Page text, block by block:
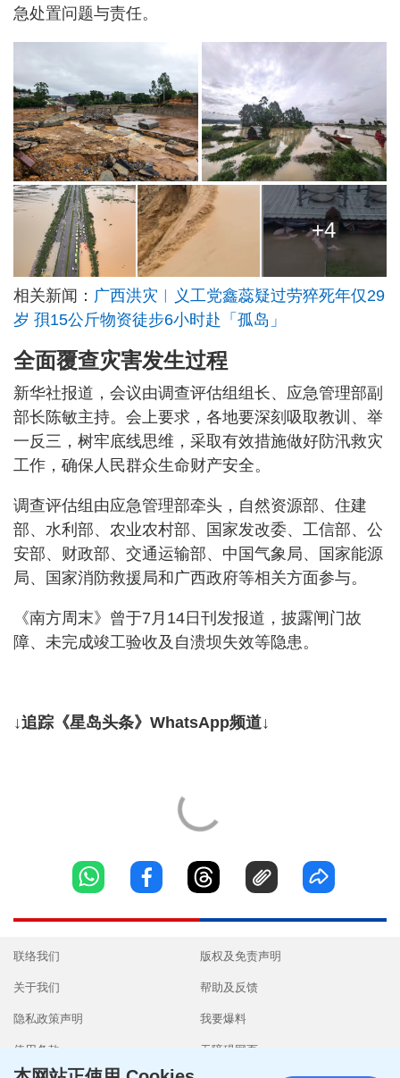
急处置问题与责任。
+4
相关新闻： 广西洪灾︱义工党鑫蕊疑过劳猝死年仅29
岁 孭15公斤物资徒步6小时赴「孤岛」
全面覆查灾害发生过程
新华社报道，会议由调查评估组组长、应急管理部副
部长陈敏主持。会上要求，各地要深刻吸取教训、举
一反三，树牢底线思维，采取有效措施做好防汛救灾
工作，确保人民群众生命财产安全。
调查评估组由应急管理部牵头，自然资源部、住建
部、水利部、农业农村部、国家发改委、工信部、公
安部、财政部、交通运输部、中国气象局、国家能源
局、国家消防救援局和广西政府等相关方面参与。
《南方周末》曾于7月14日刊发报道，披露闸门故
障、未完成竣工验收及自溃坝失效等隐患。
↓追踪《星岛头条》WhatsApp频道↓
联络我们
关于我们
隐私政策声明
使用条款
版权及免责声明
帮助及反馈
我要爆料
无障碍网页